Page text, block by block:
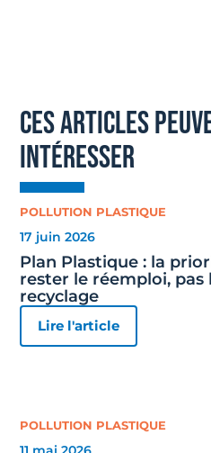
ces articles
intéresser
POLLUTION PLASTIQUE
17 juin 2026
Plan Plastique : la
rester le réemploi, pas
recyclage
Lire l'article
POLLUTION PLASTIQUE